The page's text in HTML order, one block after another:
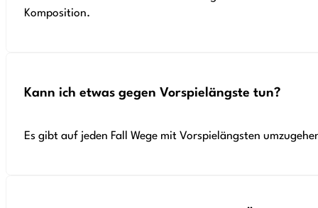
Komposition.
Kann ich etwas gegen Vorspielängste tun?
Es gibt auf jeden Fall Wege mit Vorspielängsten